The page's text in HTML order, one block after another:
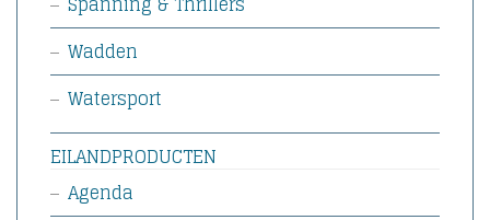
Wadden
Watersport
EILANDPRODUCTEN
Agenda